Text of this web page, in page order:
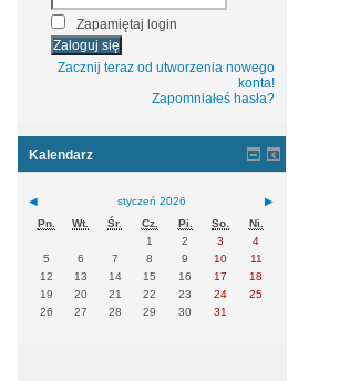
Zapamiętaj login
Zacznij teraz od utworzenia nowego
konta!
Zapomniałeś hasła?
Kalendarz
◀ styczeń 2026
▶
Pn.
Wt. Śr. Cz. Pi. So.
Ni.
1
2 3
4
5
6 7 8 9 10
11
12
13 14 15 16 17
18
19
20 21 22 23 24
25
26
27 28 29 30 31